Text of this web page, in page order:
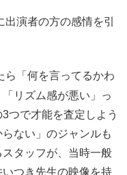
演者の方の感情を引
「何を言ってるかわ
リズム感が悪い」っ
つで才能を査定しよう
ない」のジャンルも
タッフが、当時一般
つき先生の映像を持